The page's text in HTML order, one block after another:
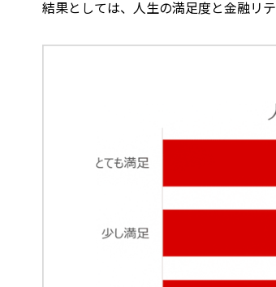
結果としては、人生の満足度と金融リ